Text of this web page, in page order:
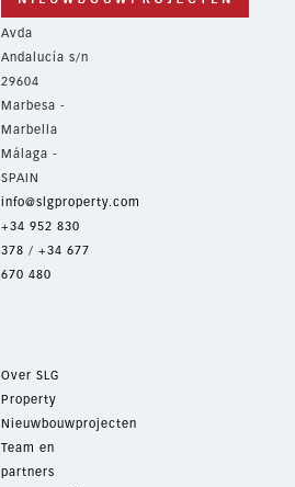
Avda
Andalucía s/n
29604
Marbesa -
Marbella
Málaga -
SPAIN
info@slgproperty.com
+34 952 830
378 / +34 677
670 480
Over SLG
Property
Nieuwbouwprojecten
Team en
partners